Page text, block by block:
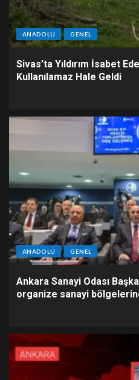
ANADOLU GENEL
Sivas’ta Yıldırım İsabet
Kullanılamaz Hale Geldi
ANADOLU GENEL
Ankara Sanayi Odası
organize sanayi